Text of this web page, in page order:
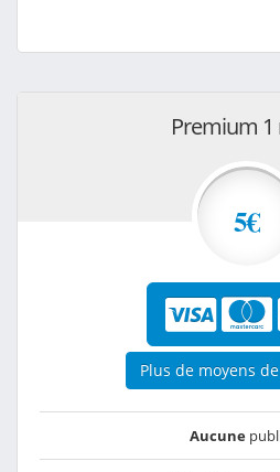
Premium 1
5€
Plus de moyens
Aucune